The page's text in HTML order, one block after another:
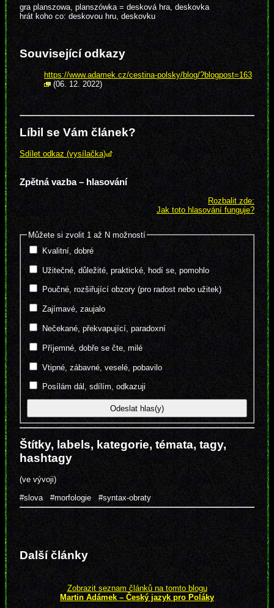
gra planszowa, planszówka = desková hra, deskovka
hrát koho co: deskovou hru, deskovku
Související odkazy
https://www.adamek.cz/cestina-polsky/blog/?blogpost=163
(06. 12. 2022)
Líbil se Vám článek?
Sdílet odkaz (vysílačka)
Zpětná vazba – hlasování
Rozbalit zde:
Jak toto hlasování funguje?
Můžete si zvolit 1 až N možností
Kvalitní, dobré
Užitečné, důležité, praktické, hodí se, pomohlo
Poučné, rozšiřující obzory (pro radost nebo užitek)
Zajímavé, zaujalo
Nečekané, překvapující, paradoxní
Příjemné, dobře se čte, milé
Vtipné, zábavné, veselé, pobavilo
Posílám dál, sdílím, odkazuji
Štítky, labels, kategorie, témata, tagy,
hashtagy
(ve vývoji)
#slova
#morfologie #syntax-obraty
Další články
Zobrazit seznam článků na tomto blogu
Martin Adámek – Český jazyk pro Poláky